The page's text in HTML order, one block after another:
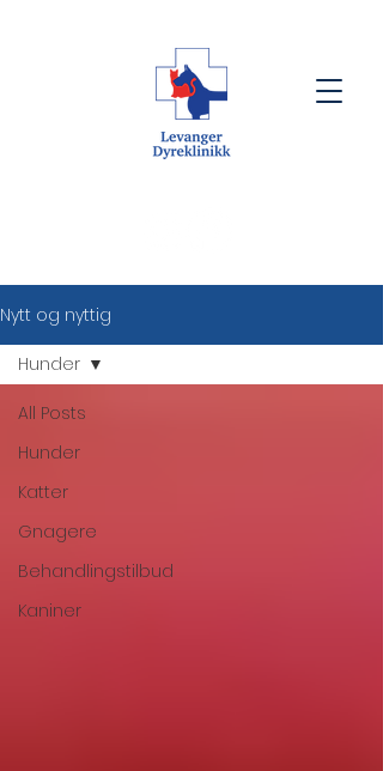
Nytt og nyttig
All Posts
Hunder
Katter
Gnagere
Behandlingstilbud
Kaniner
Hunder